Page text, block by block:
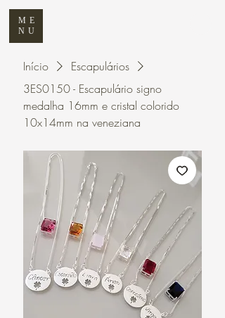
ME
NU
Início
Escapulários
3ES0150 - Escapulário signo
medalha 16mm e cristal colorido
10x14mm na veneziana